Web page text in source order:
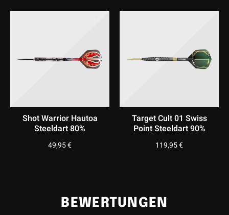
Shot Warrior Hautoa
Steeldart 80%
49,95€
Target Cult 01 Swiss
Point Steeldart 90%
119,95€
BEWERTUNGEN